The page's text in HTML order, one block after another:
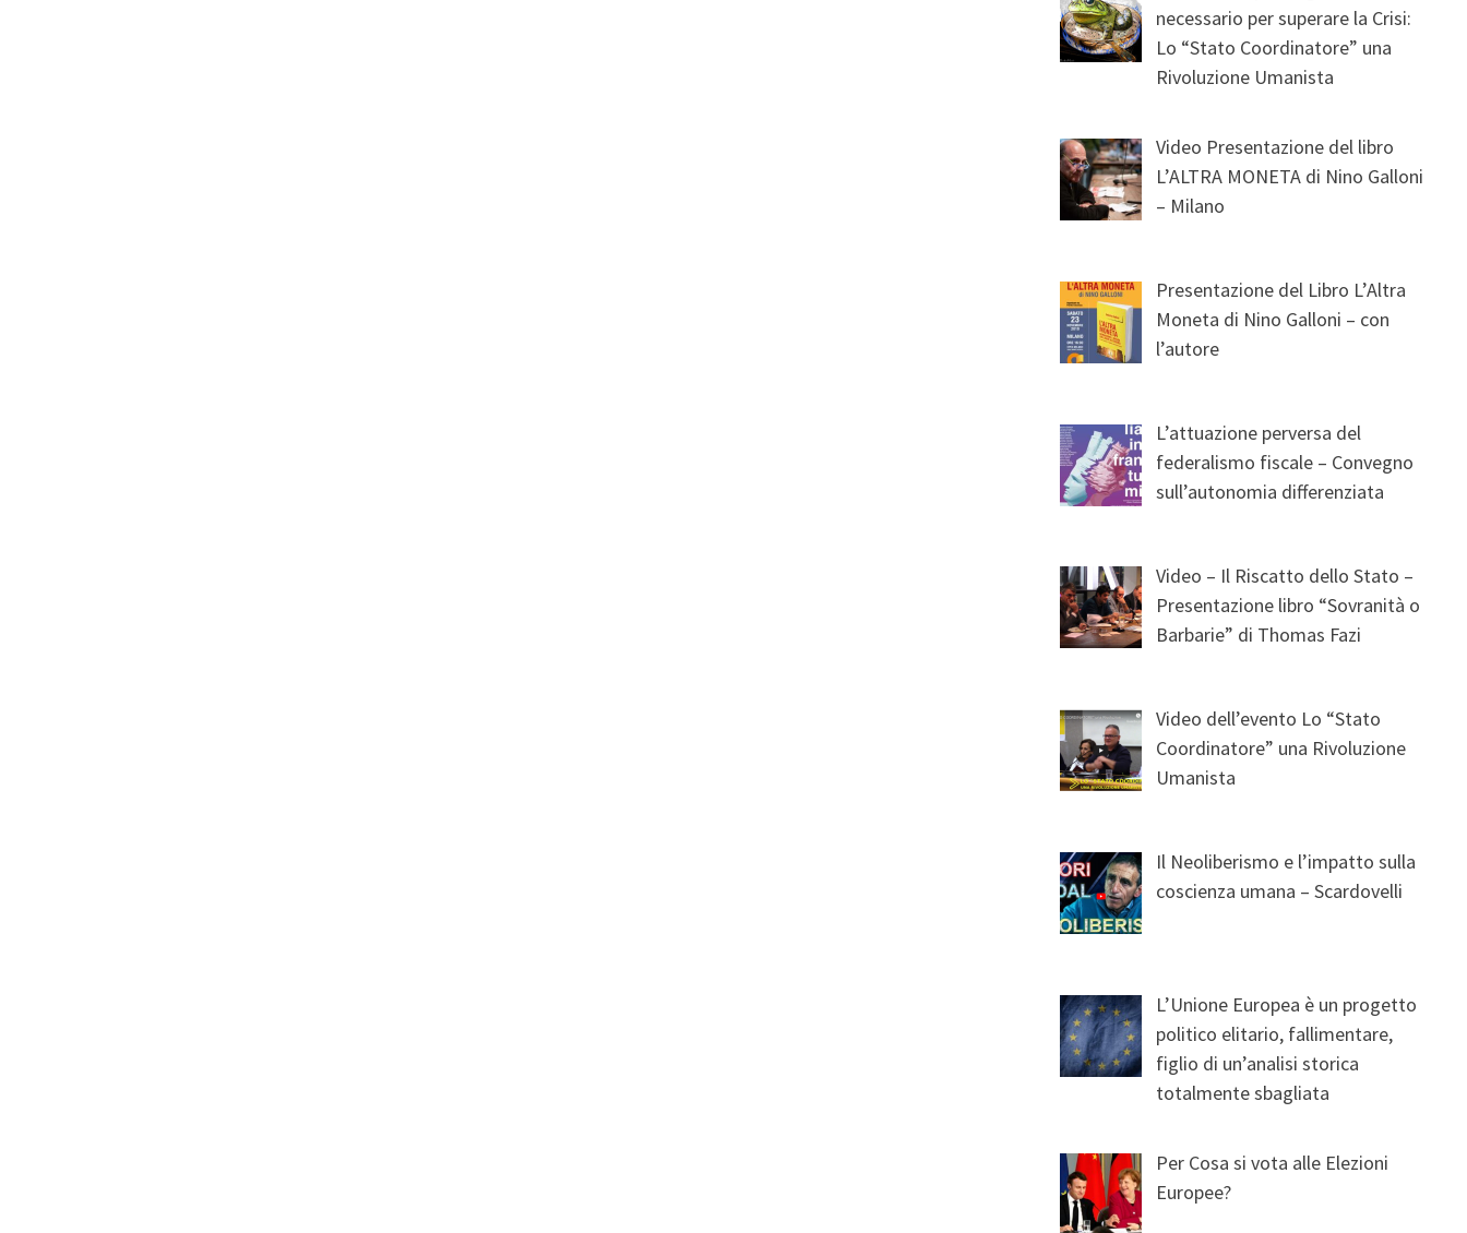
necessario per superare la Crisi:
Lo “Stato Coordinatore” una
Rivoluzione Umanista
Video Presentazione del libro
L’ALTRA MONETA di Nino Galloni
– Milano
Presentazione del Libro L’Altra
Moneta di Nino Galloni – con
l’autore
L’attuazione perversa del
federalismo fiscale – Convegno
sull’autonomia differenziata
Video – Il Riscatto dello Stato –
Presentazione libro “Sovranità o
Barbarie” di Thomas Fazi
Video dell’evento Lo “Stato
Coordinatore” una Rivoluzione
Umanista
Il Neoliberismo e l’impatto sulla
coscienza umana – Scardovelli
L’Unione Europea è un progetto
politico elitario, fallimentare,
figlio di un’analisi storica
totalmente sbagliata
Per Cosa si vota alle Elezioni
Europee?